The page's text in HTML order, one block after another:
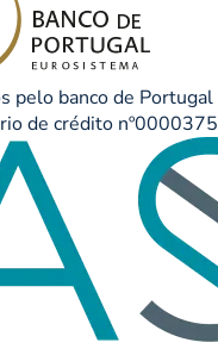
pelo banco de Portugal
de crédito nº0000375